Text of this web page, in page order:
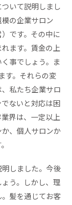
いて説明しまし
の企業サロン
です。その中に
ます。賃金の上
事でしょう。ま
す。それらの変
私たち企業サロ
ないと対応は困
界は、一定以上
、個人サロンか
しました。今後
う。しかし、理
髪を通じてお客